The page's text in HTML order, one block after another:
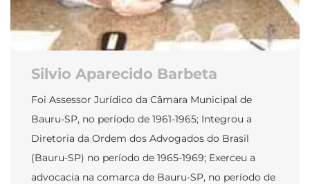
Silvio Aparecido Barbeta
Foi Assessor Jurídico da Câmara Municipal de
Bauru-SP, no período de 1961-1965; Integrou a
Diretoria da Ordem dos Advogados do Brasil
(Bauru-SP) no período de 1965-1969; Exerceu a
advocacia na comarca de Bauru-SP, no período de